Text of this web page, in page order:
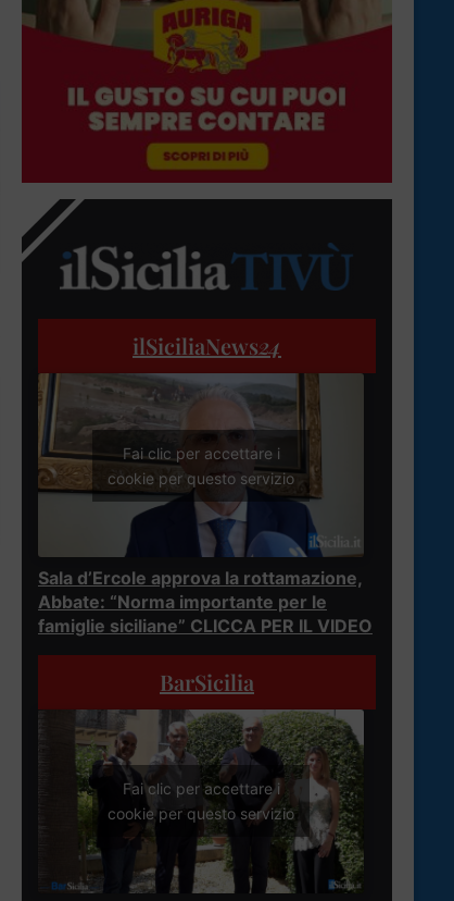
ilSiciliaNews24
Fai clic per accettare i
cookie per questo servizio
Sala d’Ercole approva la rottamazione,
Abbate: “Norma importante per le
famiglie siciliane” CLICCA PER IL VIDEO
BarSicilia
Fai clic per accettare i
cookie per questo servizio